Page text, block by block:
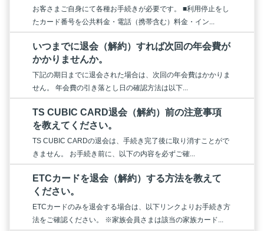
お客さまご自身にて各種お手続きが必要です。 ■利用停止をし
たカード番号を公共料金・電話（携帯含む）料金・イン...
いつまでに退会（解約）すれば次回の年会費が
かかりませんか。
下記の期日までに退会された場合は、次回の年会費はかかりま
せん。 年会費の引き落とし日の確認方法は以下...
TS CUBIC CARD退会（解約）前の注意事項
を教えてください。
TS CUBIC CARDの退会は、手続き完了後に取り消すことがで
きません。 お手続き前に、以下の内容を必ずご確...
ETCカードを退会（解約）する方法を教えて
ください。
ETCカードのみを退会する場合は、以下リンクよりお手続き方
法をご確認ください。 ※家族会員さまは該当の家族カード...